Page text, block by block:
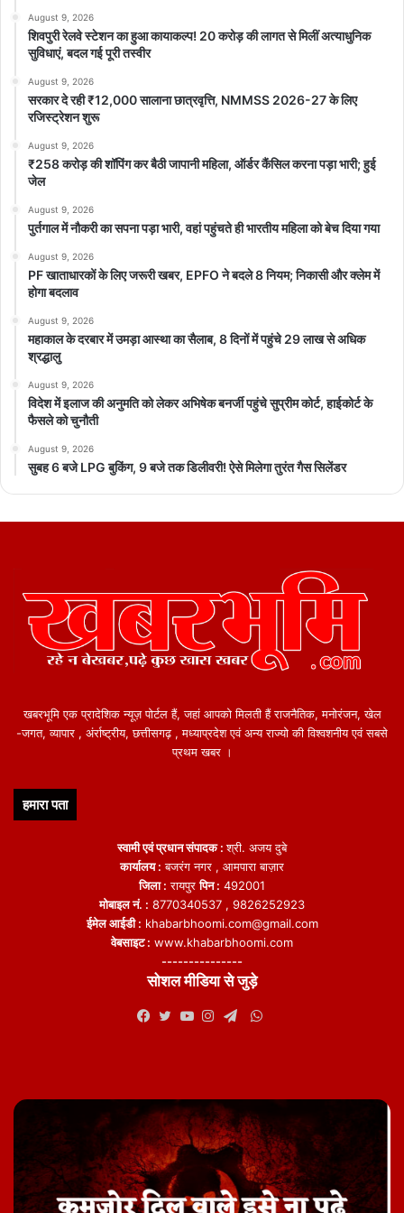
के केंद्र में रहे पवन खेड़ा ने मुश्किल वक्त में भी कभी पार्टी का साथ नहीं छोड़ा.
दिल्ली में शीला दीक्षित के सीएम रहते हुए पवन खेड़ा उनके निजि सचिव के तौर पर
काम कर रहे थे, उसके बाद से कांग्रेस के राष्ट्रीय टीम का हिस्सा हैं. राहुल गांधी
और मल्लिकार्जुन खड़गे समेत पार्टी के शीर्ष नेतृत्व ने जिस तरह इस मामले को
हाथों-हाथ लिया, उससे साफ है कि खेड़ा अब गांधी परिवार के गुड बुक्स में टॉप पर
हैं।
है कि उन्हें सबसे सुरक्षित सीट से संसद भेजने का फैसला शीर्ष नेतृत्व की मर्जी से
हुआ है. साल 2022 के राज्यसभा चुनावों के दौरान जब कांग्रेस ने बाहरी या अन्य
नेताओं (जैसे इमरान प्रतापगढ़ी, प्रमोद तिवारी) को तरजीह दी थी, तब पवन खेड़ा
के साथ-साथ पार्टी के भीतर भी कई आवाजें उठी थीं. इस बार खेड़ा को टिकट देकर
कर दिया है।
August 9, 2026
शिवपुरी रेलवे स्टेशन का हुआ कायाकल्प! 20 करोड़ की लागत से मिलीं अत्याधुनिक
सुविधाएं, बदल गई पूरी तस्वीर
August 9, 2026
सरकार दे रही ₹12,000 सालाना छात्रवृत्ति, NMMSS 2026-27 के लिए
रजिस्ट्रेशन शुरू
August 9, 2026
₹258 करोड़ की शॉपिंग कर बैठी जापानी महिला, ऑर्डर कैंसिल करना पड़ा भारी; हुई
जेल
August 9, 2026
पुर्तगाल में नौकरी का सपना पड़ा भारी, वहां पहुंचते ही भारतीय महिला को बेच दिया गया
August 9, 2026
PF खाताधारकों के लिए जरूरी खबर, EPFO ने बदले 8 नियम; निकासी और क्लेम में
होगा बदलाव
August 9, 2026
महाकाल के दरबार में उमड़ा आस्था का सैलाब, 8 दिनों में पहुंचे 29 लाख से अधिक
श्रद्धालु
August 9, 2026
विदेश में इलाज की अनुमति को लेकर अभिषेक बनर्जी पहुंचे सुप्रीम कोर्ट, हाईकोर्ट के
फैसले को चुनौती
August 9, 2026
सुबह 6 बजे LPG बुकिंग, 9 बजे तक डिलीवरी! ऐसे मिलेगा तुरंत गैस सिलेंडर
खबरभूमि एक प्रादेशिक न्यूज़ पोर्टल हैं, जहां आपको मिलती हैं राजनैतिक, मनोरंजन, खेल
-जगत, व्यापार , अंर्राष्ट्रीय, छत्तीसगढ़ , मध्याप्रदेश एवं अन्य राज्यो की विश्वशनीय एवं सबसे
प्रथम खबर ।
हमारा पता
स्वामी एवं प्रधान संपादक :श्री. अजय दुबे
कार्यालय : बजरंग नगर , आमपारा बाज़ार
जिला : रायपुरपिन : 492001
मोबाइल नं. : 8770340537 , 9826252923
ईमेल आईडी : khabarbhoomi.com@gmail.com
वेबसाइट : www.khabarbhoomi.com
---------------
सोशल मीडिया से जुड़े
WhatsApp